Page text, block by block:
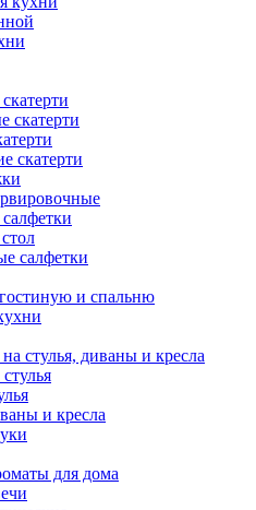
скатерти
скатерти
салфетки
и спальню
стулья, диваны и кресла
и кресла
для дома